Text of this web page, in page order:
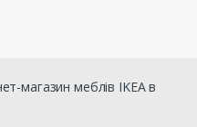
магазин меблів IKEA в